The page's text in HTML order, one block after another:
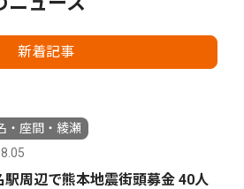
新着記事
・座間・綾瀬
駅周辺で熊本地震街頭募金 40人